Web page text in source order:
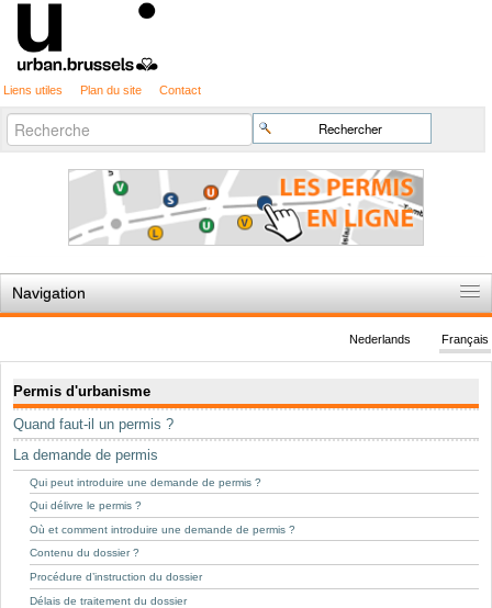
Liens utiles Plan du site Contact
Chercher par
Recherche
avancée…
Navigation
Règles du jeu
Permis d'urbanisme
Cartographie
Etudes et publications
Mots-clés
Renseignements urbanistiques
Français
Nederlands
Permis d'urbanisme
Quand faut-il un permis ?
La demande de permis
Qui peut introduire une demande de permis ?
Qui délivre le permis ?
Où et comment introduire une demande de permis ?
Contenu du dossier ?
Procédure d’instruction du dossier
Délais de traitement du dossier